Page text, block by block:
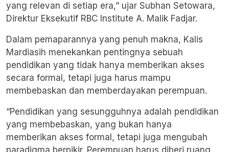
yang relevan di setiap era,” ujar Subhan Setowara,
Direktur Eksekutif RBC Institute A. Malik Fadjar.
Dalam pemaparannya yang penuh makna, Kalis
Mardiasih menekankan pentingnya sebuah
pendidikan yang tidak hanya memberikan akses
secara formal, tetapi juga harus mampu
membebaskan dan memberdayakan perempuan.
“Pendidikan yang sesungguhnya adalah pendidikan
yang membebaskan, yang bukan hanya
memberikan akses formal, tetapi juga mengubah